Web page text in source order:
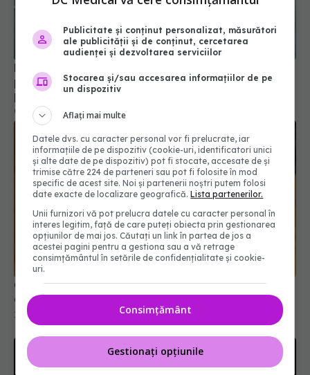
Din această toamnă, CNAS schimbă regulile
pentru consultațiile medicale. Ce se modifică
pentru pacienți
01 aug 2026, 15:19
Ce alimente sunt mai blânde cu stomacul când ai
gastrită
18 iul 2026, 11:00
Publicitate și conținut personalizat, măsurători
ale publicității și de conținut, cercetarea
audienței și dezvoltarea serviciilor
Stocarea și/sau accesarea informațiilor de pe
un dispozitiv
Aflați mai multe
Datele dvs. cu caracter personal vor fi prelucrate, iar
informațiile de pe dispozitiv (cookie-uri, identificatori unici
și alte date de pe dispozitiv) pot fi stocate, accesate de și
trimise către 224 de parteneri sau pot fi folosite în mod
specific de acest site. Noi și partenerii noștri putem folosi
date exacte de localizare geografică.Lista partenerilor.
Unii furnizori vă pot prelucra datele cu caracter personal în
interes legitim, față de care puteți obiecta prin gestionarea
opțiunilor de mai jos. Căutați un link în partea de jos a
acestei pagini pentru a gestiona sau a vă retrage
consimțământul în setările de confidențialitate și cookie-
uri.
Consimțământ
Gestionați opțiunile